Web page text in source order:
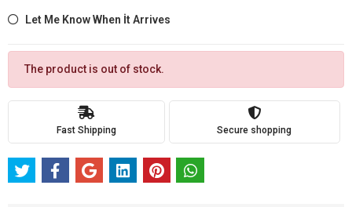
Let Me Know When İt Arrives
The product is out of stock.
Fast Shipping Secure shopping